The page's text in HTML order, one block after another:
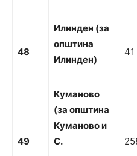
48
Илинден (за
општина
Илинден)
41
49
Куманово
(за општина
Кумановои
С.